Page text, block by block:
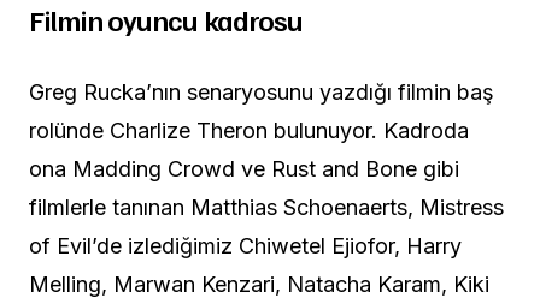
Filmin oyuncu kadrosu
Greg Rucka’nın senaryosunu yazdığı filmin baş
rolünde Charlize Theron bulunuyor. Kadroda
ona Madding Crowd ve Rust and Bone gibi
filmlerle tanınan Matthias Schoenaerts, Mistress
of Evil’de izlediğimiz Chiwetel Ejiofor, Harry
Melling, Marwan Kenzari, Natacha Karam, Kiki